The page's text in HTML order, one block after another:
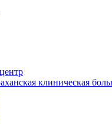
клиническая